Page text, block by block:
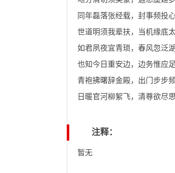
同年磊落张经载，封事频投
世道明须我辈扶，当机缘底
如君夙夜宜青琐，春风忽泛
也知今日重安边，边务惟应
青袍拂曙辞金殿，出门步步
日暖官河柳絮飞，清尊欲尽
注释：
暂无